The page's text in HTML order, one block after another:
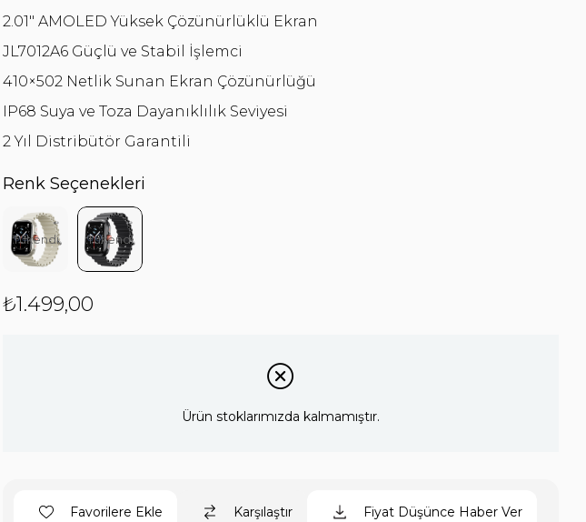
2.01" AMOLED Yüksek Çözünürlüklü Ekran
JL7012A6 Güçlü ve Stabil İşlemci
410×502 Netlik Sunan Ekran Çözünürlüğü
IP68 Suya ve Toza Dayanıklılık Seviyesi
2 Yıl Distribütör Garantili
₺1.499,00
Renk Seçenekleri
Tükendi Tükendi
Ürün stoklarımızda kalmamıştır.
Favorilere Ekle Karşılaştır Fiyat Düşünce Haber Ver